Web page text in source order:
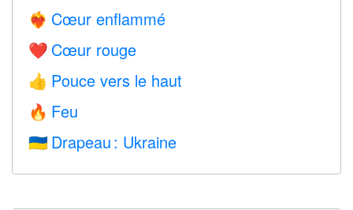
❤️‍🔥 Cœur enflammé
❤️ Cœur rouge
👍 Pouce vers le haut
🔥 Feu
🇺🇦 Drapeau : Ukraine